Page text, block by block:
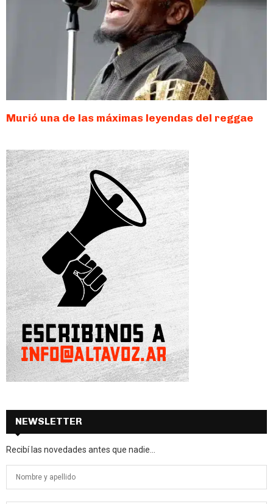
Murió una de las máximas leyendas del reggae
NEWSLETTER
Recibí las novedades antes que nadie...